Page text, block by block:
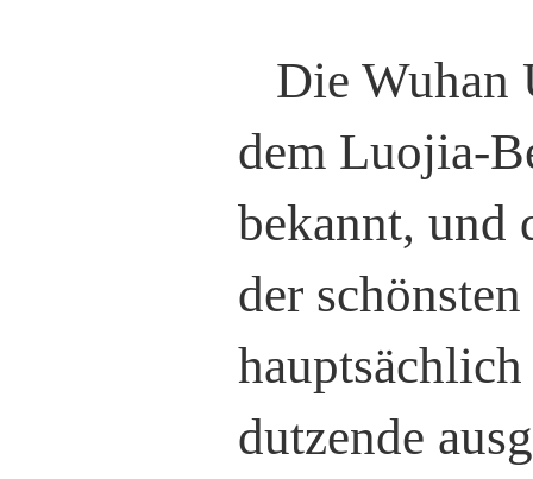
Die Wuhan
dem Luojia-
bekannt, und
der
dutzende